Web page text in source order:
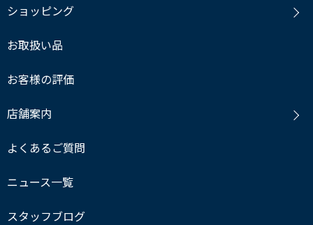
ショッピング
お取扱い品
お客様の評価
店舗案内
よくあるご質問
ニュース一覧
スタッフブログ